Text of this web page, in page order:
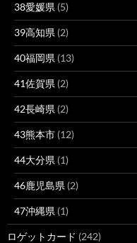
38愛媛県 (5)
39高知県 (2)
40福岡県 (13)
41佐賀県 (2)
42長崎県 (2)
43熊本市 (12)
44大分県 (1)
46鹿児島県 (2)
47沖縄県 (1)
ロゲットカード (242)